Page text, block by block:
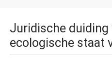
Juridische duiding
ecologische staat